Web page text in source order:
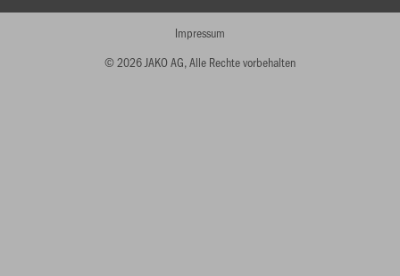
© 2026 JAKO AG, Alle Rechte vorbehalten
Impressum